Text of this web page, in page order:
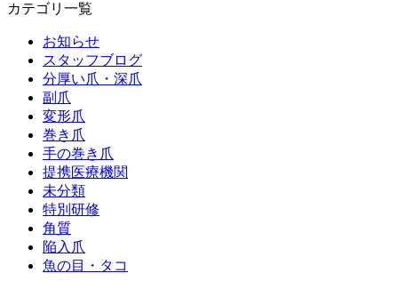
カテゴリ一覧
お知らせ
スタッフブログ
分厚い爪・深爪
副爪
変形爪
巻き爪
手の巻き爪
提携医療機関
未分類
特別研修
角質
陥入爪
魚の目・タコ